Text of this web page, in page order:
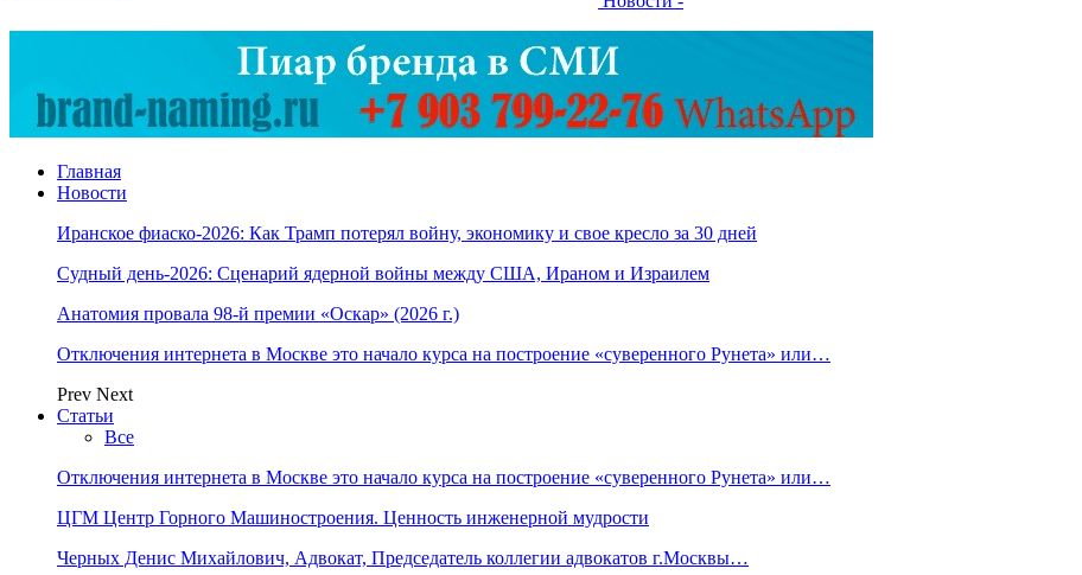
Главная
Новости
Иранское фиаско-2026: Как Трамп потерял войну, экономику и свое кресло за 30 дней
Судный день-2026: Сценарий ядерной войны между США, Ираном и Израилем
Анатомия провала 98-й премии «Оскар» (2026 г.)
Отключения интернета в Москве это начало курса на построение «суверенного Рунета» или…
Prev Next
Статьи
Все
Отключения интернета в Москве это начало курса на построение «суверенного Рунета» или…
ЦГМ Центр Горного Машиностроения. Ценность инженерной мудрости
Черных Денис Михайлович, Адвокат, Председатель коллегии адвокатов г.Москвы…